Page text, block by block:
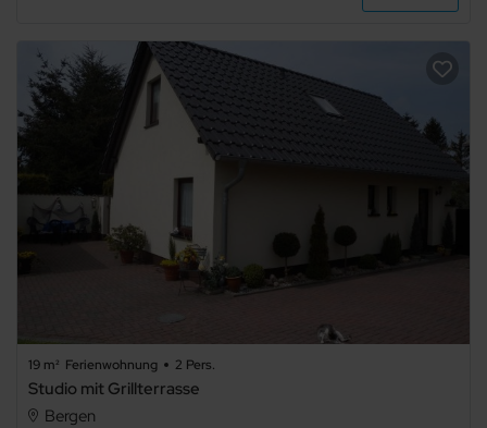
19 m² Ferienwohnung 2 Pers.
Studio mit Grillterrasse
Bergen